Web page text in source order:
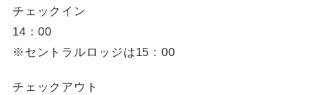
チェックイン
14：00
※セントラルロッジは15：00
チェックアウト